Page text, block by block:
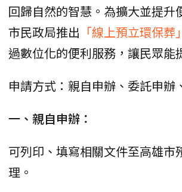
回歸自然的智慧。為擴大並提升
市民政局推出 「線上預立環保
過數位化的便利服務，讓民眾能
申請方式：親自申辦、委託申辦
一、親自申辦：
可列印、填寫相關文件至高雄市
理。